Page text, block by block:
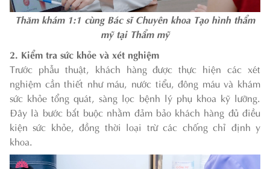
Thăm khám 1:1 cùng Bác sĩ Chuyên khoa Tạo hình thẩm
mỹ tại Thẩm mỹ
2. Kiểm tra sức khỏe và xét nghiệm
Trước phẫu thuật, khách hàng được thực hiện các xét
nghiệm cần thiết như máu, nước tiểu, đông máu và khám
sức khỏe tổng quát, sàng lọc bệnh lý phụ khoa kỹ lưỡng.
Đây là bước bắt buộc nhằm đảm bảo khách hàng đủ điều
kiện sức khỏe, đồng thời loại trừ các chống chỉ định y
khoa.